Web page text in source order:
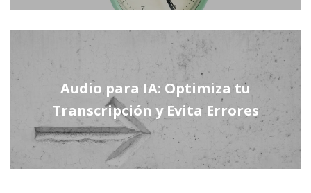
Audio para IA: Optimiza tu
Transcripción y Evita Errores